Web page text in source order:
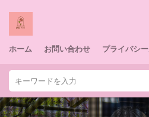
ホーム お問い合わせ プライバシ